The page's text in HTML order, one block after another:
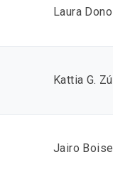
Laura Donoso
Kattia G.
Jairo Boiser